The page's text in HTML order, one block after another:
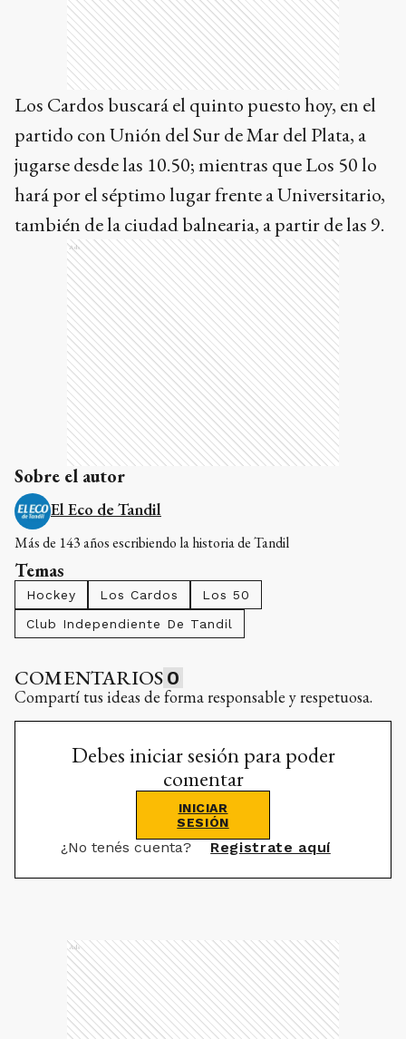
Los Cardos buscará el quinto puesto hoy, en el
partido con Unión del Sur de Mar del Plata, a
jugarse desde las 10.50; mientras que Los 50 lo
hará por el séptimo lugar frente a Universitario,
también de la ciudad balnearia, a partir de las 9.
Ads
Sobre el autor
El Eco de Tandil
Más de 143 años escribiendo la historia de Tandil
Temas
Hockey Los Cardos
Los 50
Club Independiente De Tandil
COMENTARIOS 0
Compartí tus ideas de forma responsable y respetuosa.
Debes iniciar sesión para poder
comentar
INICIAR
SESIÓN
¿No tenés cuenta? Registrate aquí
Ads